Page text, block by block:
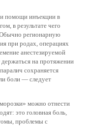
помощи инъекции в
в результате чего
регионарную
при родах, операциях
анестезируемой
на протяжении
сохраняется
боли — следует
можно отнести
это головная боль,
проблемы с